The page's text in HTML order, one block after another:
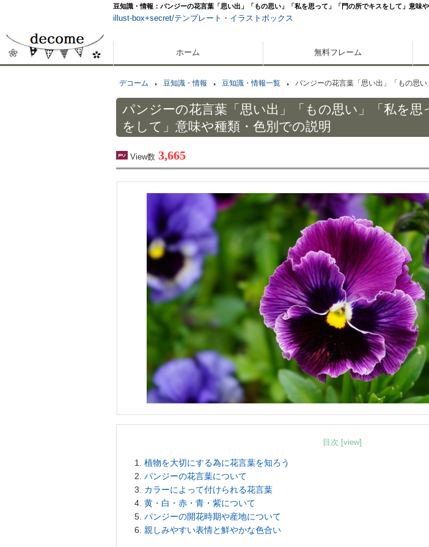
豆知識・情報：パンジーの花言葉「思い出」「もの思い」「私を思って」「門の所でキスをして」意味
illust-box+secret/テンプレート ・ イラストボックス
ホーム 無料フレーム
デコーム 豆知識・情報 豆知識・情報一覧 パンジーの花言葉「思い出」「もの思
パンジーの花言葉「思い出」「もの思い」「私を思
をして」意味や種類・色別での説明
View数 3,665
目次 [view]
植物を大切にする為に花言葉を知ろう
パンジーの花言葉について
カラーによって付けられる花言葉
黄・白・赤・青・紫について
パンジーの開花時期や産地について
親しみやすい表情と鮮やかな色合い